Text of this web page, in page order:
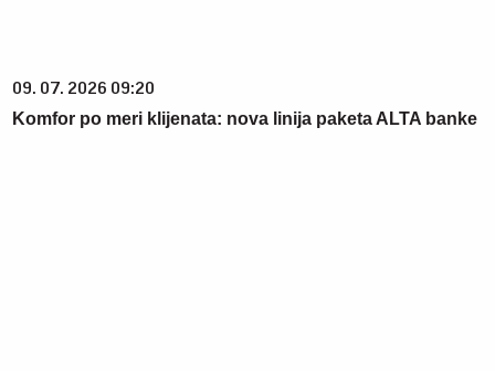
09. 07. 2026 09:20
Komfor po meri klijenata: nova linija paketa ALTA banke